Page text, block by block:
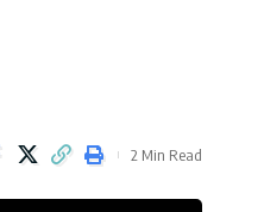
2 Min Read